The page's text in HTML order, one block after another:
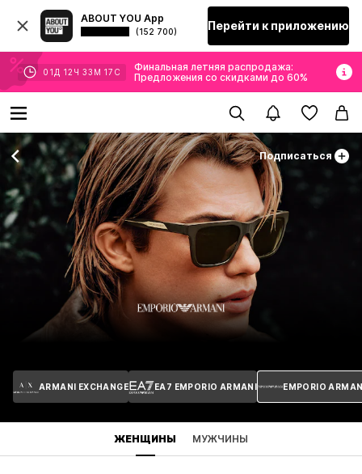
ABOUT YOU App
(152 700) Перейти к приложению
01 Д 12 Ч 33 М 16 С
Финальная летняя распродажа:
Предложения со скидками до 60%
Подписаться
ARMANI EXCHANGE EA7 EMPORIO ARMANI EMPORIO
ЖЕНЩИНЫ МУЖЧИНЫ